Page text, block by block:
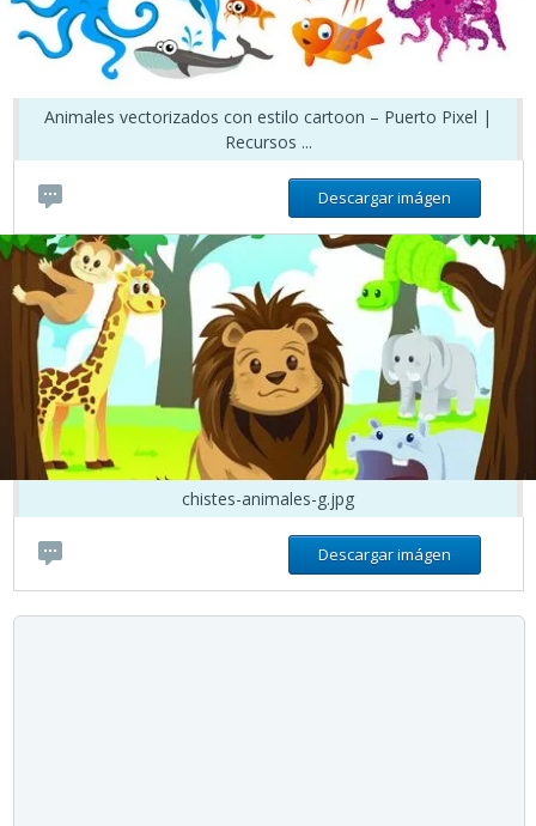
Animales vectorizados con estilo cartoon – Puerto Pixel |
Recursos ...
Descargar imágen
chistes-animales-g.jpg
Descargar imágen